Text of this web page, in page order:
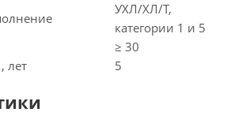
УХЛ/ХЛ/Т,
категории 1 и 5
≥ 30
лет
5